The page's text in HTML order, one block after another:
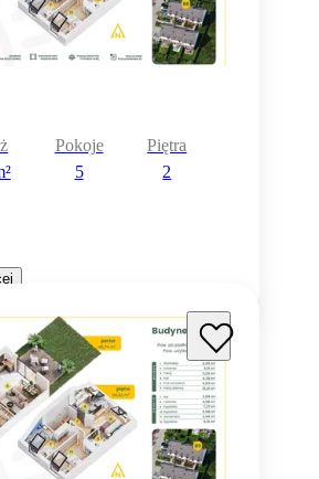
Pokoje
5
Piętra
2